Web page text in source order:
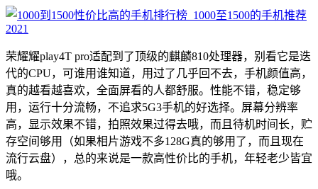
荣耀耀play4T pro适配到了顶级的麒麟810处理器，别看它是迭
代的CPU，可谁用谁知道，用过了几乎回不去，手机颜值高，
真的越看越喜欢，全面屏看的人都舒服。性能不错，稳定够
用，运行十分流畅，不追求5G3手机的好选择。屏幕分辨率
高，显示效果不错，拍照效果过得去哦，而且待机时间长，贮
存空间够用（如果相片游戏不多128G真的够用了，而且现在
流行云盘），总的来说是一款高性价比的手机，年轻老少皆宜
哦。